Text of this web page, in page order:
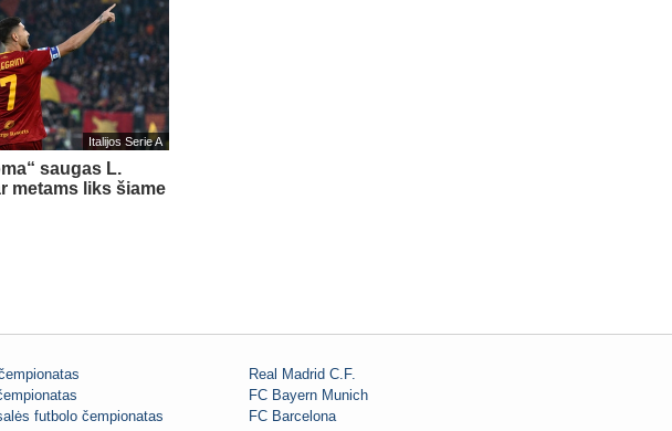
Italijos Serie A
saugas L.
metams liks šiame
futbolo čempionatas
Real Madrid C.F.
FC Bayern Munich
FC Barcelona